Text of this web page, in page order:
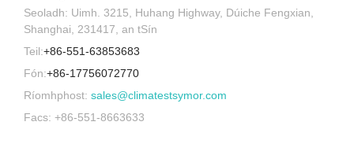
Seoladh: Uimh. 3215, Huhang Highway, Dúiche Fengxian,
Shanghai, 231417, an tSín
Teil:+86-551-63853683
Fón:+86-17756072770
Ríomhphost: sales@climatestsymor.com
Facs: +86-551-8663633